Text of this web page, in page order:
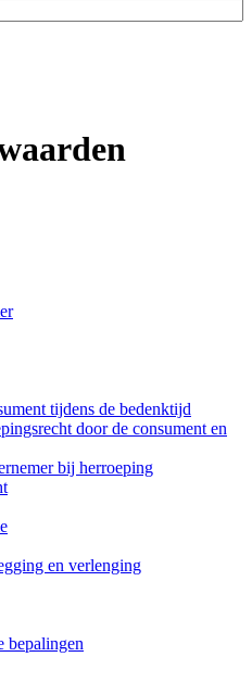
tijdens de bedenktijd
door de consument en
bij herroeping
en verlenging
bepalingen